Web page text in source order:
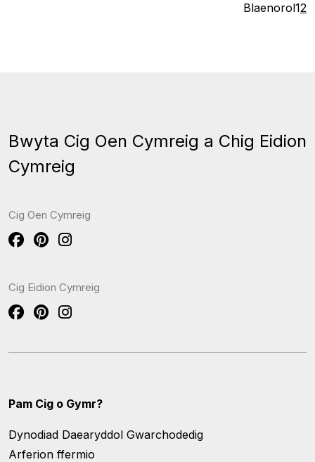
Blaenorol12
Bwyta Cig Oen Cymreig a Chig Eidion
Cymreig
Cig Oen Cymreig
Cig Eidion Cymreig
Pam Cig o Gymr?
Dynodiad Daearyddol Gwarchodedig
Arferion ffermio